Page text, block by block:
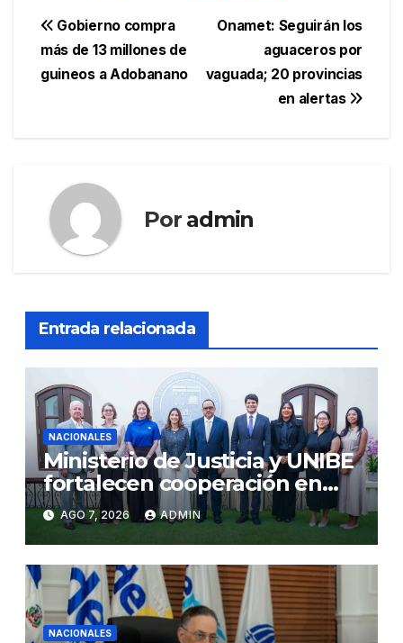
Navegación
de
Onamet: Seguirán los
aguaceros por
vaguada; 20 provincias
en alertas
Gobierno compra
más de 13 millones de
guineos a Adobanano
Por admin
Entrada relacionada
NACIONALES
Ministerio de Justicia y UNIBE
fortalecen cooperación en
Justicia y Derechos Humanos
AGO 7, 2026 ADMIN
NACIONALES